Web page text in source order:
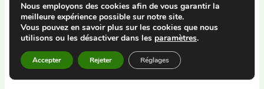
Nous employons des cookies afin de vous garantir la
meilleure expérience possible sur notre site.
Vous pouvez en savoir plus sur les cookies que nous
utilisons ou les désactiver dans les paramètres.
Accepter Rejeter Réglages